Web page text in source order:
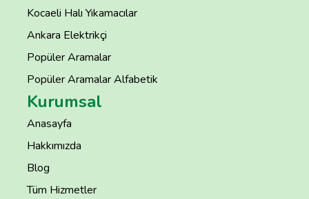
Kocaeli Halı Yıkamacılar
Ankara Elektrikçi
Popüler Aramalar
Popüler Aramalar Alfabetik
Kurumsal
Anasayfa
Hakkımızda
Blog
Tüm Hizmetler